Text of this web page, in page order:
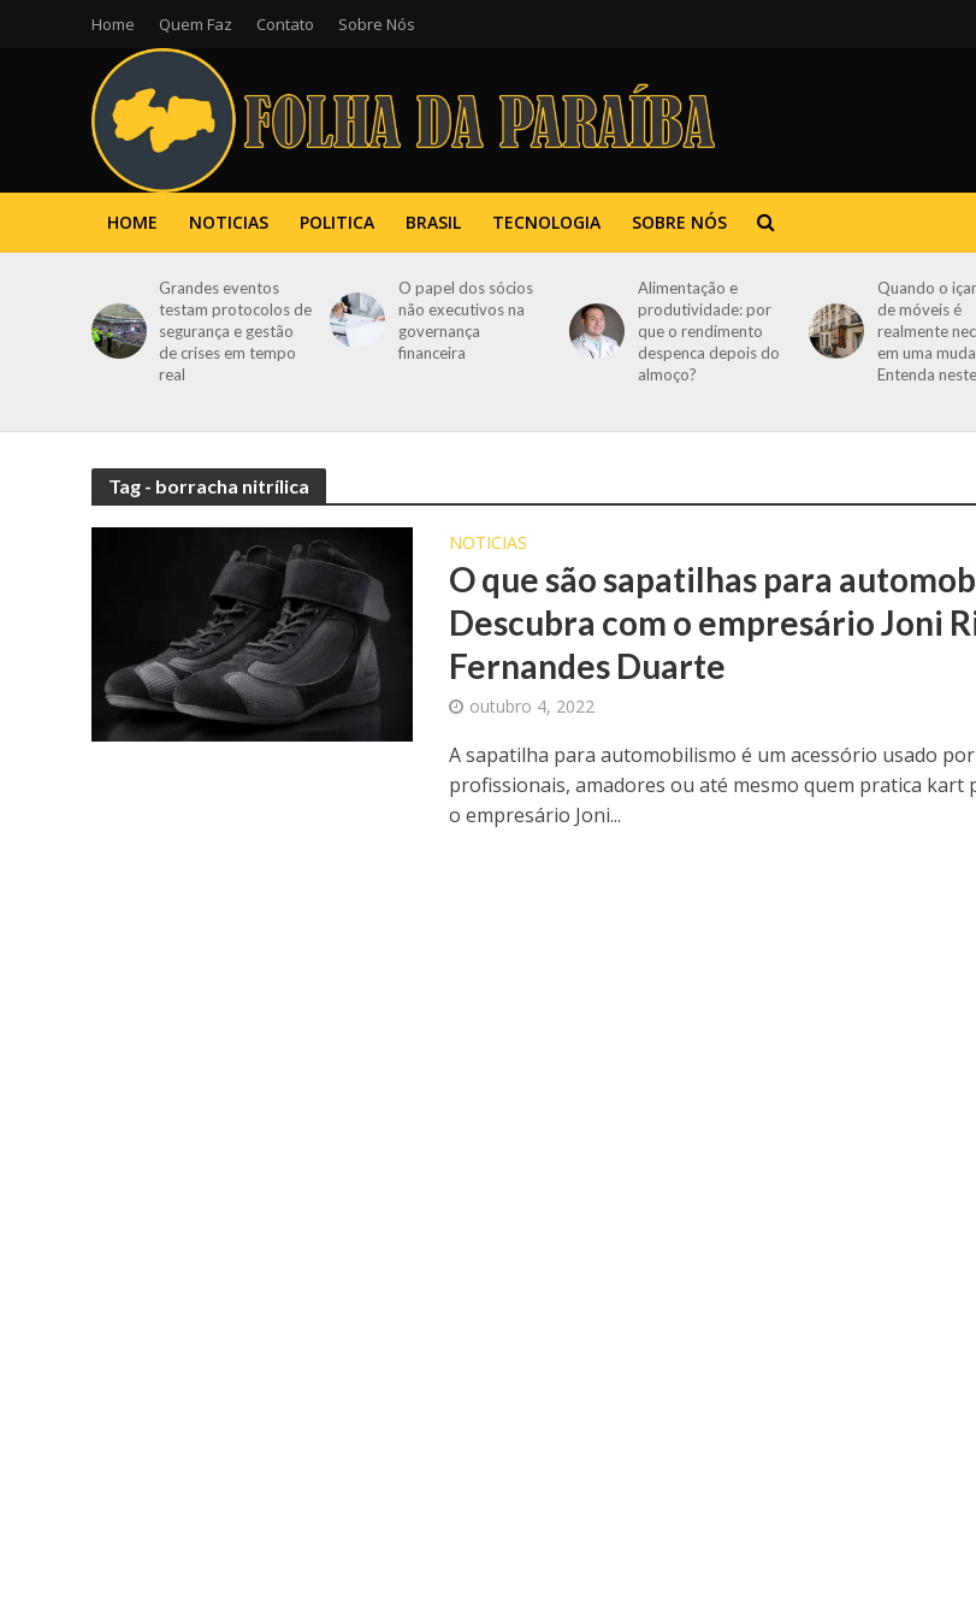
Home Quem Faz Contato Sobre Nós
HOME NOTICIAS POLITICA BRASIL TECNOLOGIA SOBRE NÓS
Grandes eventos
testam protocolos de
segurança e gestão
de crises em tempo
real
O papel dos sócios
não executivos na
governança
financeira
Alimentação e
produtividade: por
que o rendimento
despenca depois do
almoço?
Quando o
de móveis é
realmente
em uma
Entenda
Tag - borracha nitrílica
NOTICIAS
O que são sapatilhas para
Descubra com o empresário Joni
Fernandes Duarte
outubro 4, 2022
A sapatilha para automobilismo é um acessório usado
profissionais, amadores ou até mesmo quem pratica kart
o empresário Joni...